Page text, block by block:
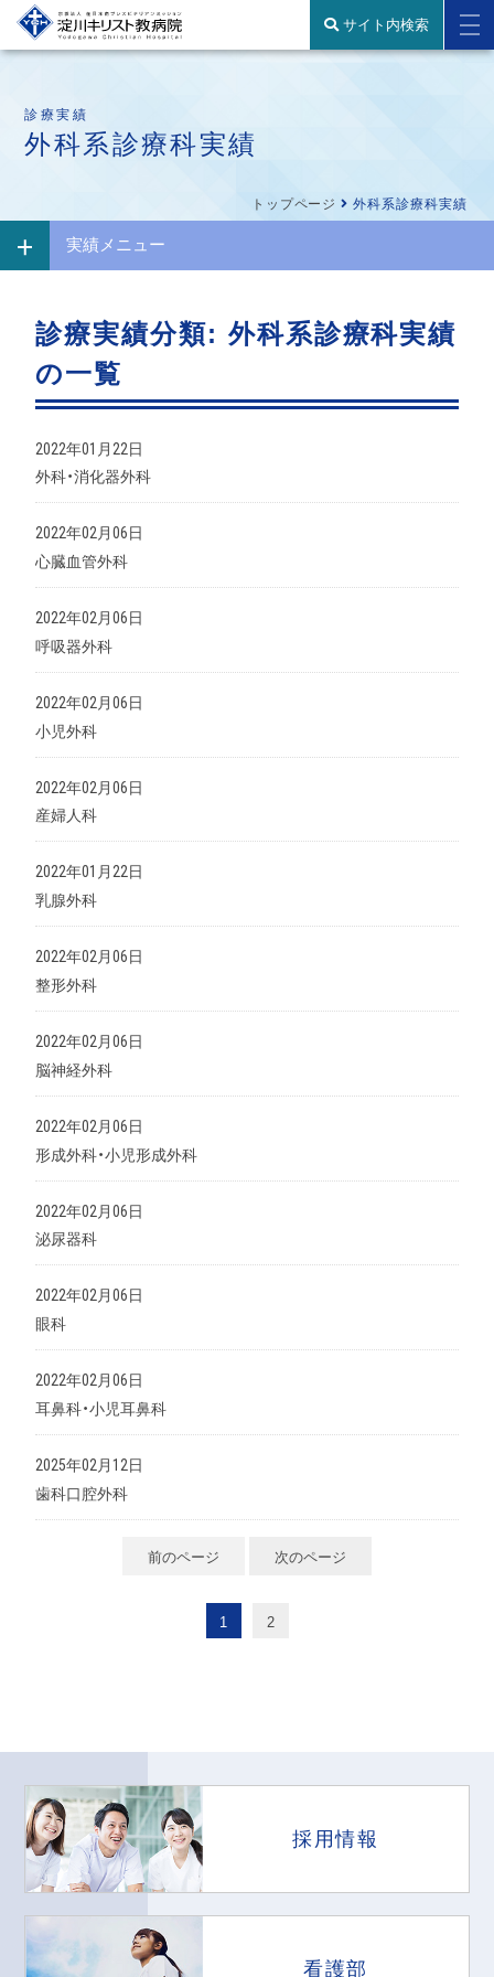
サイト内検索
診療実績
外科系診療科実績
トップページ 外科系診療科実績
実績メニュー
診療実績分類: 外科系診療科実績
の一覧
2022年01月22日
外科・消化器外科
2022年02月06日
心臓血管外科
2022年02月06日
呼吸器外科
2022年02月06日
小児外科
2022年02月06日
産婦人科
2022年01月22日
乳腺外科
2022年02月06日
整形外科
2022年02月06日
脳神経外科
2022年02月06日
形成外科・小児形成外科
2022年02月06日
泌尿器科
2022年02月06日
眼科
2022年02月06日
耳鼻科・小児耳鼻科
2025年02月12日
歯科口腔外科
前のページ 次のページ
1 2
採用情報
看護部